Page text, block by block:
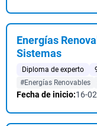
Energías
Sistemas
Diploma de experto
#Energías Renovables
Fecha de inicio:16-